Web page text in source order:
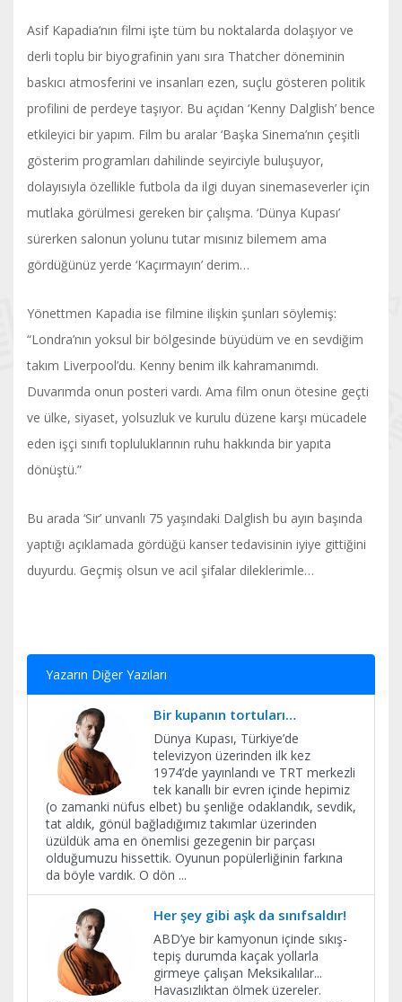
Asif Kapadia’nın filmi işte tüm bu noktalarda dolaşıyor ve
derli toplu bir biyografinin yanı sıra Thatcher döneminin
baskıcı atmosferini ve insanları ezen, suçlu gösteren politik
profilini de perdeye taşıyor. Bu açıdan ‘Kenny Dalglish’ bence
etkileyici bir yapım. Film bu aralar ‘Başka Sinema’nın çeşitli
gösterim programları dahilinde seyirciyle buluşuyor,
dolayısıyla özellikle futbola da ilgi duyan sinemaseverler için
mutlaka görülmesi gereken bir çalışma. ‘Dünya Kupası’
sürerken salonun yolunu tutar mısınız bilemem ama
gördüğünüz yerde ‘Kaçırmayın’ derim…
Yönettmen Kapadia ise filmine ilişkin şunları söylemiş:
“Londra’nın yoksul bir bölgesinde büyüdüm ve en sevdiğim
takım Liverpool’du. Kenny benim ilk kahramanımdı.
Duvarımda onun posteri vardı. Ama film onun ötesine geçti
ve ülke, siyaset, yolsuzluk ve kurulu düzene karşı mücadele
eden işçi sınıfı topluluklarının ruhu hakkında bir yapıta
dönüştü.”
Bu arada ‘Sir’ unvanlı 75 yaşındaki Dalglish bu ayın başında
yaptığı açıklamada gördüğü kanser tedavisinin iyiye gittiğini
duyurdu. Geçmiş olsun ve acil şifalar dileklerimle…
Yazarın Diğer Yazıları
Bir kupanın tortuları…
Dünya Kupası, Türkiye’de
televizyon üzerinden ilk kez
1974’de yayınlandı ve TRT merkezli
tek kanallı bir evren içinde hepimiz
(o zamanki nüfus elbet) bu şenliğe odaklandık, sevdik,
tat aldık, gönül bağladığımız takımlar üzerinden
üzüldük ama en önemlisi gezegenin bir parçası
olduğumuzu hissettik. Oyunun popülerliğinin farkına
da böyle vardık. O dön ...
Her şey gibi aşk da sınıfsaldır!
ABD’ye bir kamyonun içinde sıkış-
tepiş durumda kaçak yollarla
girmeye çalışan Meksikalılar...
Havasızlıktan ölmek üzereler.